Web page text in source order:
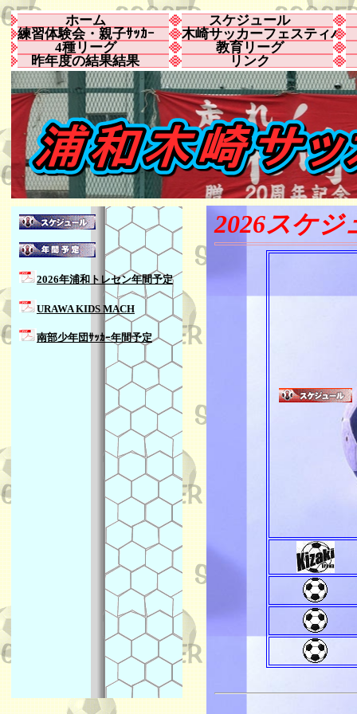
ホーム
スケジュール
練習体験会・親子ｻｯｶｰ
木崎サッカーフェスティバル
4種リーグ
教育リーグ
昨年度の結果結果
リンク
2026年浦和トレセン年間予定
URAWA KIDS MACH
南部少年団ｻｯｶｰ年間予定
2026スケ